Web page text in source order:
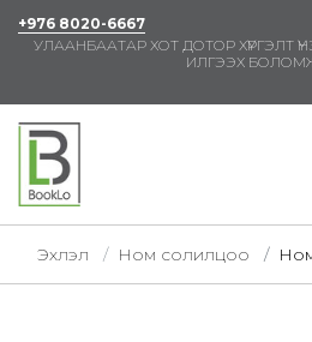
+976 8020-6667
УЛААНБААТАР ХОТ ДОТОР ХҮРГЭЛТ
ИЛГЭЭХ
Эхлэл Ном солилцоо Ном